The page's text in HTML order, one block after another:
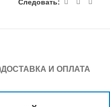
Следовать:
ДОСТАВКА И ОПЛАТА